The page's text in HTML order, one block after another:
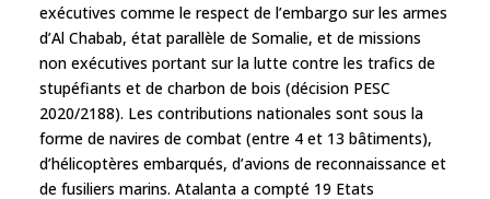
exécutives comme le respect de l’embargo sur les armes
d’Al Chabab, état parallèle de Somalie, et de missions
non exécutives portant sur la lutte contre les trafics de
stupéfiants et de charbon de bois (décision PESC
2020/2188). Les contributions nationales sont sous la
forme de navires de combat (entre 4 et 13 bâtiments),
d’hélicoptères embarqués, d’avions de reconnaissance et
de fusiliers marins. Atalanta a compté 19 Etats